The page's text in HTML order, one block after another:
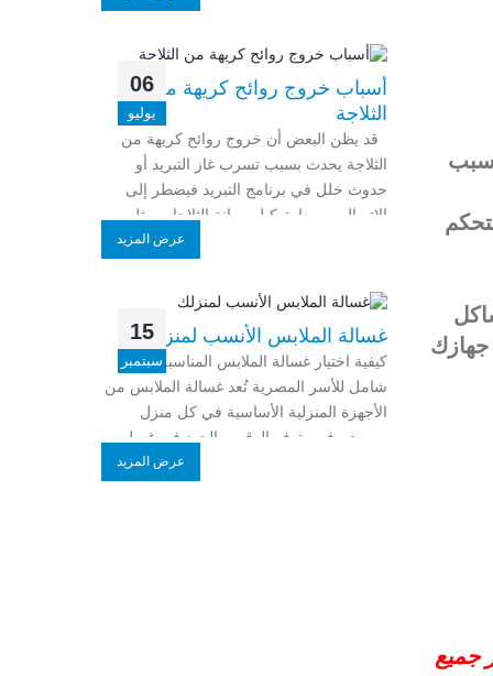
جهازك
جميع
06
يوليو
أسباب خروج روائح كريهة من
الثلاجة
قد يظن البعض أن خروج روائح كريهة من
الثلاجة يحدث بسبب تسرب غاز التبريد أو
حدوث خلل في برنامج التبريد فيضطر إلى
الإتصال سريعا بتوكيل صيانة الثلاجات مثل
عرض المزيد
15
سبتمبر
غسالة الملابس الأنسب لمنزلك
كيفية اختيار غسالة الملابس المناسبة: دليل
شامل للأسر المصرية تُعد غسالة الملابس من
الأجهزة المنزلية الأساسية في كل منزل
مصري، فهي توفر الوقت والجهد في غسل
عرض المزيد